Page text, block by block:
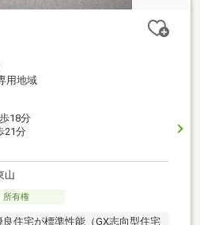
用地域
18分
21分
山
所有権
良住宅が標準性能（GX志向型住宅